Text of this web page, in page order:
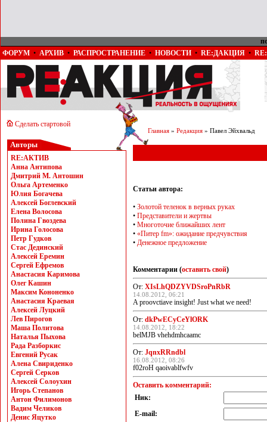
ФОРУМ • АРХИВ • РАСПРОСТРАНЕНИЕ • НОВОСТИ • RE:ДАКЦИЯ •
Сделать стартовой
Авторы
RE:АКТИВ
Анна Антипова
Дмитрий М. Антошин
Ольга Артеменко
Юлия Богачева
Алексей Боглевский
Елена Волосова
Полина Гвоздева
Ирина Голосова
Петр Гудков
Стас Дединский
Алексей Еремин
Сергей Ефремов
Анастасия Каримова
Олег Кашин
Максим Кононенко
Анастасия Краевая
Алексей Луцкий
Лев Пирогов
Маша Политова
Наталья Пыхова
Рада Разборкис
Евгений Русак
Алена Свириденко
Сергей Серков
Алексей Солоухин
Игорь Степанов
Антон Филимонов
Вадим Челиков
Денис Яцутко
Главная » Редакция » Павел Эйхвальд
Статьи автора:
• Золотой теленок в верных руках
• Представители и жертвы
• Многоточие ближайших лент
• «Питер fm»: ожидание предчувствия
• Денежное предложение
Комментарии (оставить свой)
От: XIsLhQDZYVDSroPnRbR
14.08.2012, 06:21
A proovctiave insight! Just what we need!
От: dkPwECyCeYlORK
14.08.2012, 18:22
belMJB vhehdmhcaamc
От: JqnxRRndbl
16.08.2012, 08:26
f02roH qaoivablfwfv
Оставить комментарий:
Ник:
E-mail: